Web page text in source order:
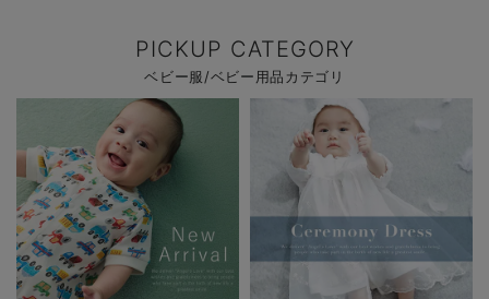
PICKUP CATEGORY
ベビー服/ベビー用品カテゴリ